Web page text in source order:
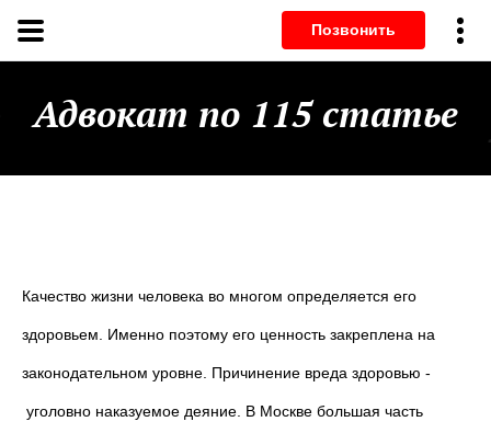
Адвокат по 115 статье
Качество жизни человека во многом определяется его
здоровьем. Именно поэтому его ценность закреплена на
законодательном уровне. Причинение вреда здоровью -
уголовно наказуемое деяние. В Москве большая часть